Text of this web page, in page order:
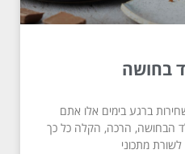
בחושה
ברגע בימים אלו אתם
הבחושה, הרכה, הקלה כל כך
מתכוני